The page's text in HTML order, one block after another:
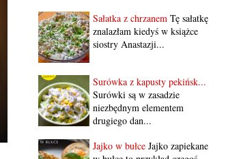
Sałatka z chrzanem Tę sałatkę
znalazłam kiedyś w książce
siostry Anastazji...
Surówka z kapusty pekińsk...
Surówki są w zasadzie
niezbędnym elementem
drugiego dan...
Jajko w bułce Jajko zapiekane